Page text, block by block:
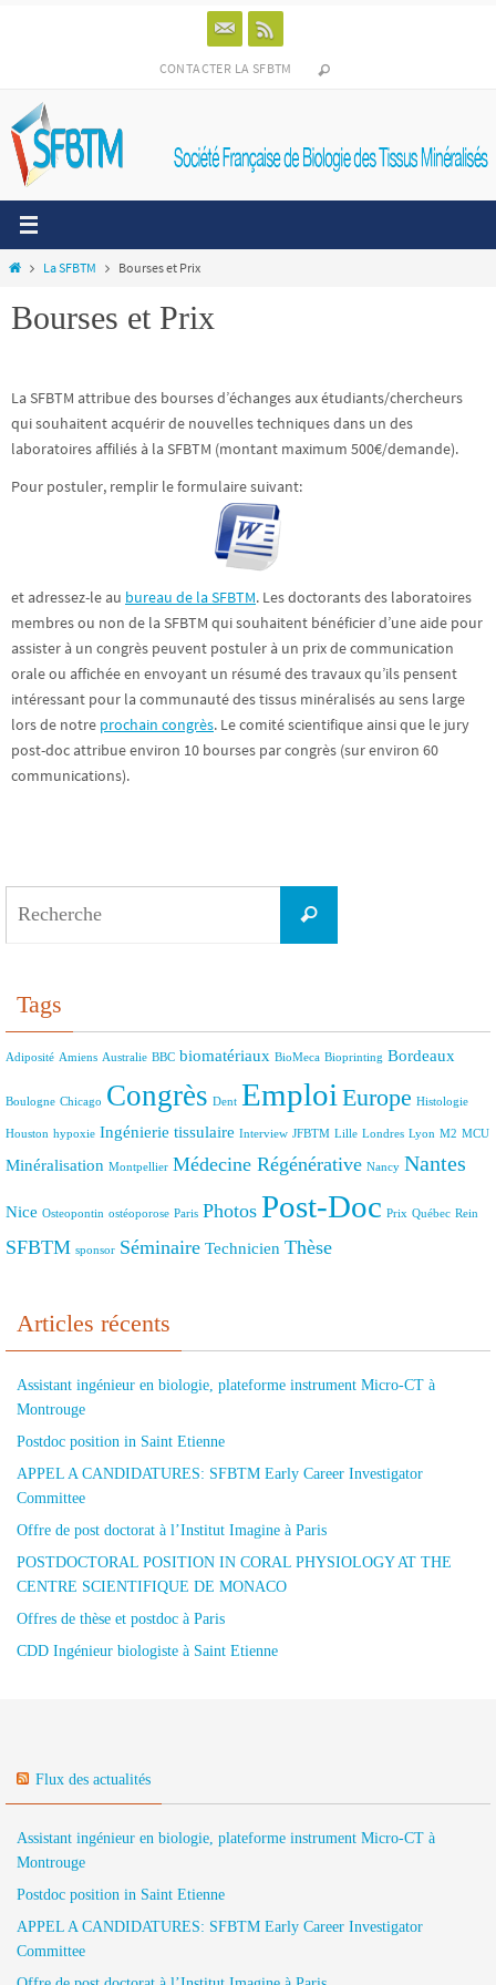
CONTACTER LA SFBTM
HomeLa SFBTM Bourses et Prix
Bourses et Prix
La SFBTM attribue des bourses d’échanges aux étudiants/chercheurs
qui souhaitent acquérir de nouvelles techniques dans un des
laboratoires affiliés à la SFBTM (montant maximum 500€/demande).
Pour postuler, remplir le formulaire suivant:
et adressez-le au bureau de la SFBTM. Les doctorants des laboratoires
membres ou non de la SFBTM qui souhaitent bénéficier d’une aide pour
assister à un congrès peuvent postuler à un prix de communication
orale ou affichée en envoyant un résumé des travaux qu’ils pensent
intéressant pour la communauté des tissus minéralisés au sens large
lors de notre prochain congrès. Le comité scientifique ainsi que le jury
post-doc attribue environ 10 bourses par congrès (sur environ 60
communications).
Recherche
Tags
Adiposité Amiens Australie BBC biomatériaux BioMeca Bioprinting Bordeaux
Boulogne Chicago Congrès Dent Emploi Europe Histologie
Houston hypoxie Ingénierie tissulaire Interview JFBTM Lille Londres Lyon M2 MCU
Minéralisation Montpellier Médecine Régénérative Nancy Nantes
Nice Osteopontin ostéoporose Paris Photos Post-Doc Prix Québec Rein
SFBTM sponsor Séminaire Technicien Thèse
Articles récents
Assistant ingénieur en biologie, plateforme instrument Micro-CT à
Montrouge
Postdoc position in Saint Etienne
APPEL A CANDIDATURES: SFBTM Early Career Investigator
Committee
Offre de post doctorat à l’Institut Imagine à Paris
POSTDOCTORAL POSITION IN CORAL PHYSIOLOGY AT THE
CENTRE SCIENTIFIQUE DE MONACO
Offres de thèse et postdoc à Paris
CDD Ingénieur biologiste à Saint Etienne
Flux des actualités
Assistant ingénieur en biologie, plateforme instrument Micro-CT à
Montrouge
Postdoc position in Saint Etienne
APPEL A CANDIDATURES: SFBTM Early Career Investigator
Committee